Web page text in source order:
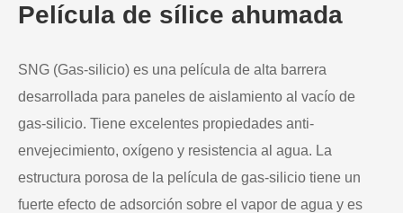
Película de sílice ahumada
SNG (Gas-silicio) es una película de alta barrera
desarrollada para paneles de aislamiento al vacío de
gas-silicio. Tiene excelentes propiedades anti-
envejecimiento, oxígeno y resistencia al agua. La
estructura porosa de la película de gas-silicio tiene un
fuerte efecto de adsorción sobre el vapor de agua y es